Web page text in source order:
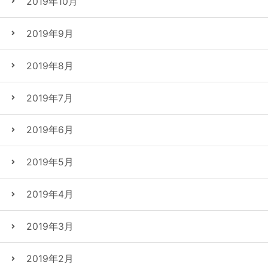
2019年9月
2019年8月
2019年7月
2019年6月
2019年5月
2019年4月
2019年3月
2019年2月